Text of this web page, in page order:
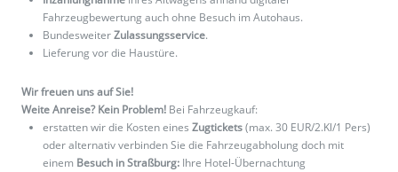
Fahrzeugbewertung auch ohne Besuch im Autohaus.
BundesweiterZulassungsservice.
Lieferung vor die Haustüre.
Wir freuen uns auf Sie!
Weite Anreise? Kein Problem! Bei Fahrzeugkauf:
erstatten wir die Kosten eines Zugtickets(max. 30 EUR/2.Kl/1 Pers)
oder alternativ verbinden Sie die Fahrzeugabholung doch mit
einem Besuch in Straßburg: Ihre Hotel-Übernachtung